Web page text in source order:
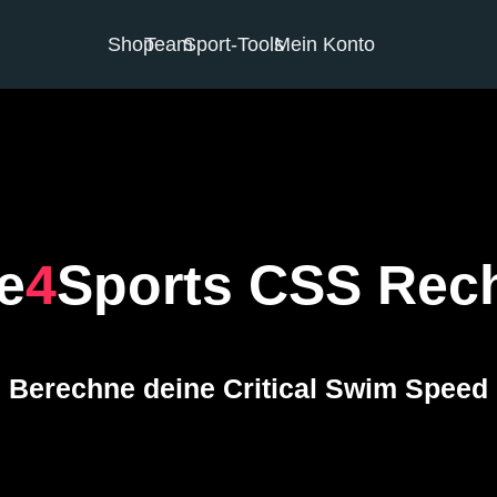
ShopTeamSport-ToolsMein Konto
4Sports CSS
Berechne deine Critical Swim Speed